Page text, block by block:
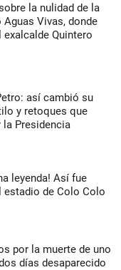
la nulidad de la
Vivas, donde
Quintero
así cambió su
y retoques que
Presidencia
leyenda! Así fue
estadio de Colo Colo
por la muerte de uno
días desaparecido